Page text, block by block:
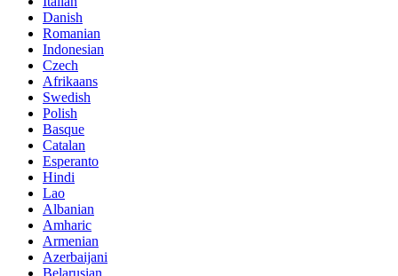
Danish
Romanian
Indonesian
Czech
Afrikaans
Swedish
Polish
Basque
Catalan
Esperanto
Hindi
Lao
Albanian
Amharic
Armenian
Azerbaijani
Belarusian